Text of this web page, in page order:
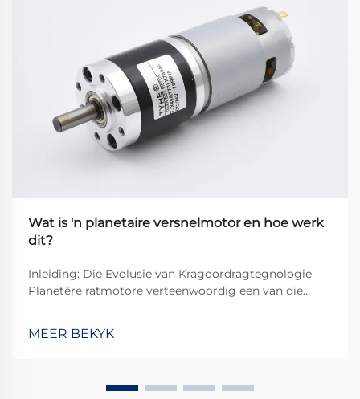
Wat is 'n planetaire versnelmotor en hoe werk
dit?
Inleiding: Die Evolusie van Kragoordragtegnologie
Planetêre ratmotore verteenwoordig een van die
maar kragtige meganismes het die manier hoe...
MEER BEKYK